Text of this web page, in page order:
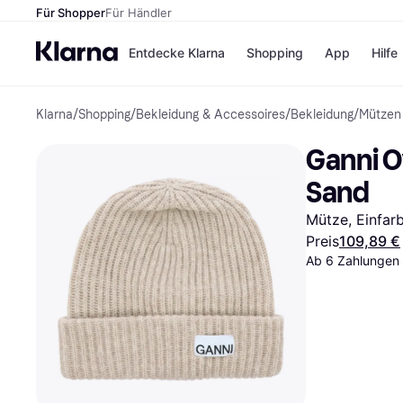
Für ShopperFür Händler
Entdecke Klarna
Zahlungsmethoden
Sofort bezahlen
Bezahle in 3
Bezahle in bis zu 30 Tagen
Ratenzahlung
Shopping
Shops
eBay
Temu
SHEIN
App Hilfe
Klarna/Shopping/Bekleidung & Accessoires/Bekleidung/Mützen
Ganni
Sand
Mütze,
Preis109,89 €
Ab 6